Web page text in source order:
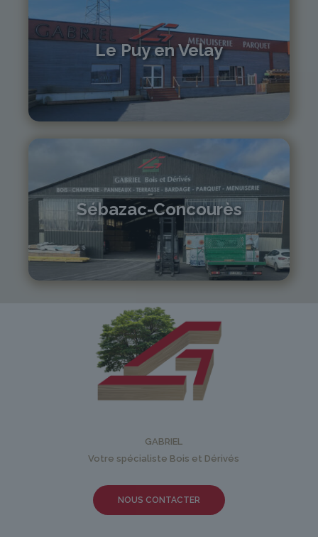
Le Puy en Velay
04 71 01 13 30
lepuy@gabriel-sa.fr
Sébazac-Concourès
05 81 55 83 89
monistrol@gabriel-sa.fr
GABRIEL
Votre spécialiste Bois et Dérivés
NOUS CONTACTER